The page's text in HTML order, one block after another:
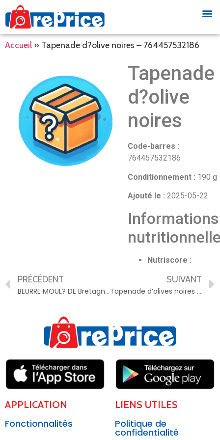
Accueil » Tapenade d?olive noires – 764457532186
Tapenade
d?olive
noires
Code-barres :
764457532186
Conditionnement : 190 g
Ajouté le : 2025-05-22
Informations
Nutriscore :
PRÉCÉDENT
BEURRE MOUL? DE Bretagne Demi sel – 3270190020295
SUIVANT
Tapenade d’olives noires – 3760077532183
APPLICATION
Fonctionnalités
LIENS UTILES
Politique de
confidentialité